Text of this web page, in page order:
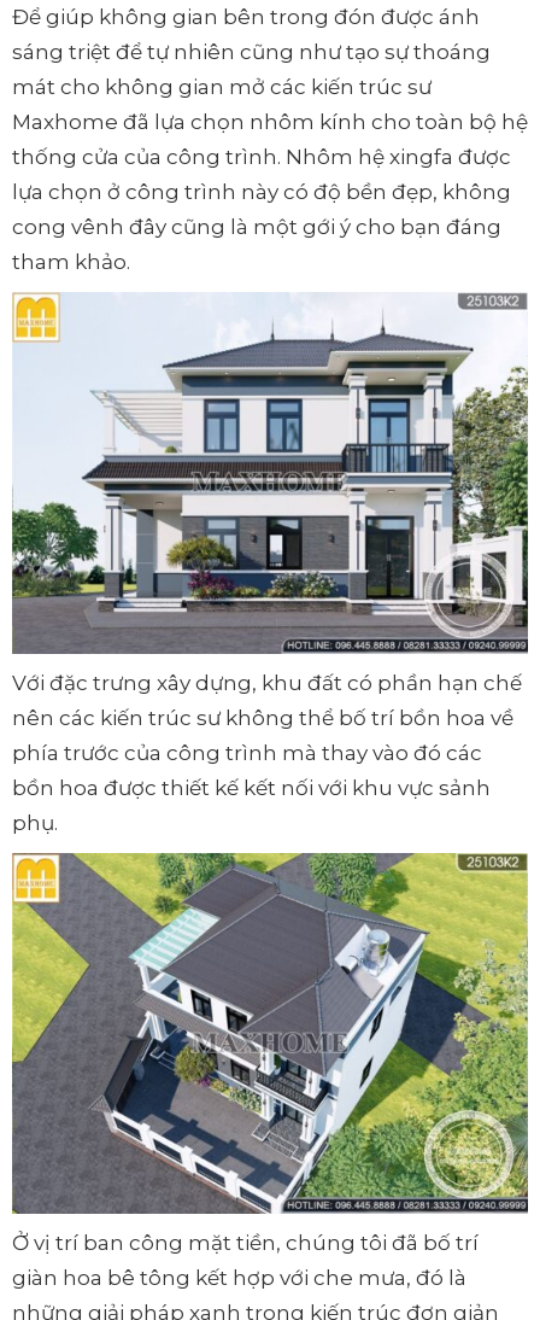
Để giúp không gian bên trong đón được ánh
sáng triệt để tự nhiên cũng như tạo sự thoáng
mát cho không gian mở các kiến trúc sư
Maxhome đã lựa chọn nhôm kính cho toàn bộ hệ
thống cửa của công trình. Nhôm hệ xingfa được
lựa chọn ở công trình này có độ bền đẹp, không
cong vênh đây cũng là một gới ý cho bạn đáng
tham khảo.
Với đặc trưng xây dựng, khu đất có phần hạn chế
nên các kiến trúc sư không thể bố trí bồn hoa về
phía trước của công trình mà thay vào đó các
bồn hoa được thiết kế kết nối với khu vực sảnh
phụ.
Ở vị trí ban công mặt tiền, chúng tôi đã bố trí
giàn hoa bê tông kết hợp với che mưa, đó là
những giải pháp xanh trong kiến trúc đơn giản